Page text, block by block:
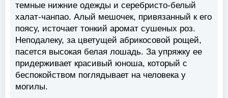
темные нижние одежды и серебристо-белый
халат-чанпао. Алый мешочек, привязанный к его
поясу, источает тонкий аромат сушеных роз.
Неподалеку, за цветущей абрикосовой рощей,
пасется высокая белая лошадь. За упряжку ее
придерживает красивый юноша, который с
беспокойством поглядывает на человека у
могилы.